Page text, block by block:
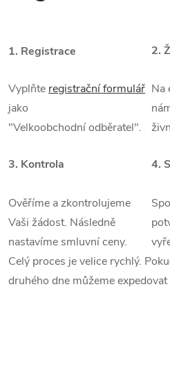
1. Registrace 2.
Vyplňte registrační formulář
jako
"Velkoobchodní odběratel".
Na
3. Kontrola 4.
Ověříme a zkontrolujeme
Vaši žádost. Následně
nastavíme smluvní ceny.
Celý proces je velice rychlý.
druhého dne můžeme